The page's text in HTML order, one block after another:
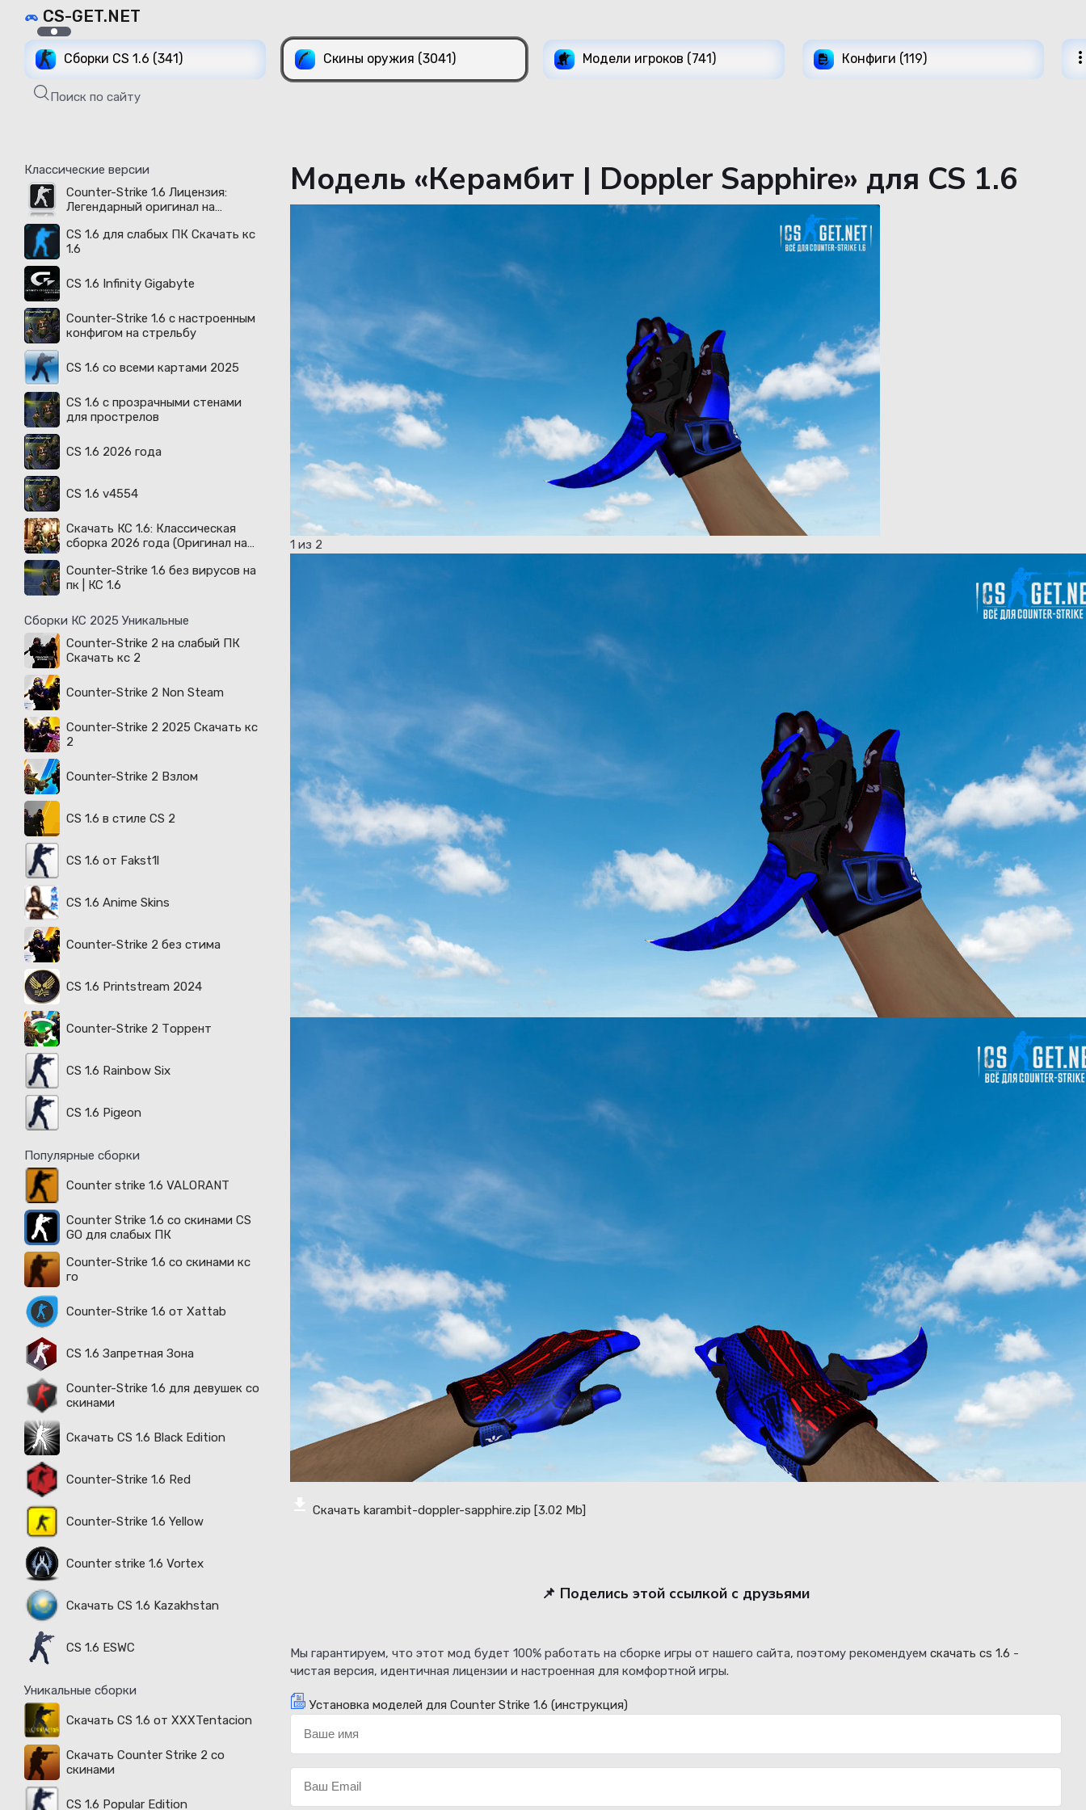
CS-GET.NET
Сборки CS 1.6 (341) Скины оружия (3041) Модели игроков (741) Конфиги (119)
Поиск по сайту
Классические версии
Counter-Strike 1.6 Лицензия:
Легендарный оригинал на
году
CS 1.6 для слабых ПК Скачать кс
1.6
CS 1.6 Infinity Gigabyte
Counter-Strike 1.6 с настроенным
конфигом на стрельбу
CS 1.6 со всеми картами 2025
CS 1.6 с прозрачными стенами
для прострелов
CS 1.6 2026 года
CS 1.6 v4554
Скачать КС 1.6: Классическая
сборка 2026 года (Оригинал на
Counter-Strike 1.6 без вирусов на
пк | КС 1.6
Сборки КС 2025 Уникальные
Counter-Strike 2 на слабый ПК
Скачать кс 2
Counter-Strike 2 Non Steam
Counter-Strike 2 2025 Скачать кс
2
Counter-Strike 2 Взлом
CS 1.6 в стиле CS 2
CS 1.6 от Fakst1l
CS 1.6 Anime Skins
Counter-Strike 2 без стима
CS 1.6 Printstream 2024
Counter-Strike 2 Торрент
CS 1.6 Rainbow Six
CS 1.6 Pigeon
Популярные сборки
Counter strike 1.6 VALORANT
Counter Strike 1.6 со скинами CS
GO для слабых ПК
Counter-Strike 1.6 со скинами кс
го
Counter-Strike 1.6 от Xattab
CS 1.6 Запретная Зона
Counter-Strike 1.6 для девушек со
скинами
Скачать CS 1.6 Black Edition
Counter-Strike 1.6 Red
Counter-Strike 1.6 Yellow
Counter strike 1.6 Vortex
Скачать CS 1.6 Kazakhstan
CS 1.6 ESWC
Уникальные сборки
Скачать CS 1.6 от XXXTentacion
Скачать Counter Strike 2 со
скинами
CS 1.6 Popular Edition
Модель «Керамбит | Doppler Sapphire» для CS 1.6
1 из 2
Скачать karambit-doppler-sapphire.zip [3.02 Mb]
📌 Поделись этой ссылкой с друзьями
Мы гарантируем, что этот мод будет 100% работать на сборке игры от нашего сайта, поэтому рекомендуем скачать cs 1.6 -
чистая версия, идентичная лицензии и настроенная для комфортной игры.
Установка моделей для Counter Strike 1.6 (инструкция)